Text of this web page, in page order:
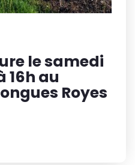
le samedi
16h au
Royes